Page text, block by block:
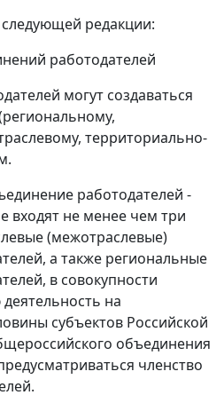
редакции:
работодателей
могут создаваться
территориально-
работодателей -
входят не менее чем три
(межотраслевые)
а также региональные
в совокупности
на
субъектов Российской
объединения
членство